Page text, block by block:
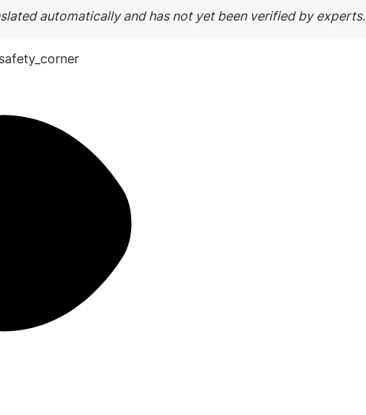
automatically and has not yet been verified by experts.